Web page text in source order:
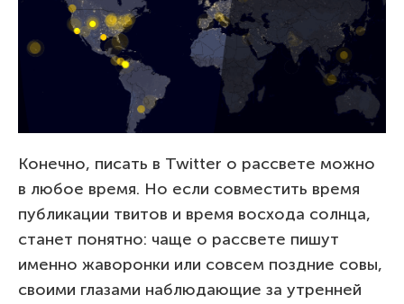
Конечно, писать в Twitter о рассвете можно
в любое время. Но если совместить время
публикации твитов и время восхода солнца,
станет понятно: чаще о рассвете пишут
именно жаворонки или совсем поздние совы,
своими глазами наблюдающие за утренней